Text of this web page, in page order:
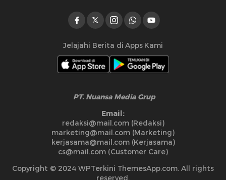
Jelajahi Berita di Apps Kami
PT. Nuansa Media Grup
Email:
redaksi@mail.com (Redaksi)
marketing@mail.com (Marketing)
kerjasama@mail.com (Kerjasama)
cs@mail.com (Customer Care)
Copyright © 2024 WPTerkini ThemesApp.com. All rights
reserved.